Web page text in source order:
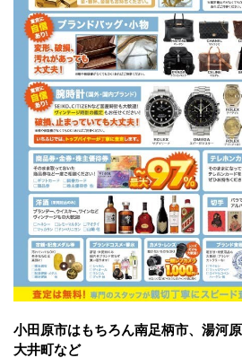
小田原市はもちろん南足柄市、湯河
大井町など